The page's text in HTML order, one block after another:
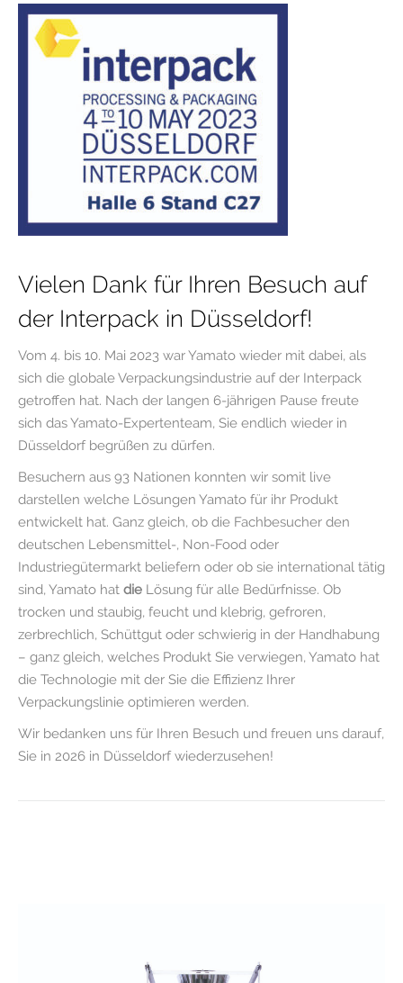
Vielen Dank für Ihren Besuch auf
der Interpack in Düsseldorf!
Vom 4. bis 10. Mai 2023 war Yamato wieder mit dabei, als
sich die globale Verpackungsindustrie auf der Interpack
getroffen hat. Nach der langen 6-jährigen Pause freute
sich das Yamato-Expertenteam, Sie endlich wieder in
Düsseldorf begrüßen zu dürfen.
Besuchern aus 93 Nationen konnten wir somit live
darstellen welche Lösungen Yamato für ihr Produkt
entwickelt hat. Ganz gleich, ob die Fachbesucher den
deutschen Lebensmittel-, Non-Food oder
Industriegütermarkt beliefern oder ob sie international tätig
sind, Yamato hat die Lösung für alle Bedürfnisse. Ob
trocken und staubig, feucht und klebrig, gefroren,
zerbrechlich, Schüttgut oder schwierig in der Handhabung
– ganz gleich, welches Produkt Sie verwiegen, Yamato hat
die Technologie mit der Sie die Effizienz Ihrer
Verpackungslinie optimieren werden.
Wir bedanken uns für Ihren Besuch und freuen uns darauf,
Sie in 2026 in Düsseldorf wiederzusehen!